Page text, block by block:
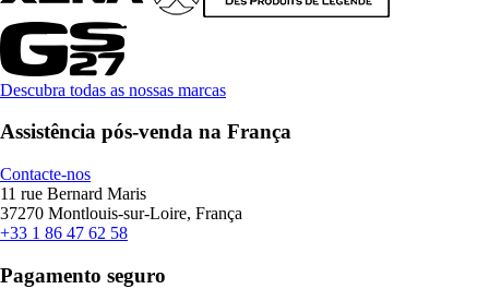
Descubra todas as nossas marcas
Assistência pós-venda na França
Contacte-nos
11 rue Bernard Maris
37270 Montlouis-sur-Loire, França
+33 1 86 47 62 58
Pagamento seguro